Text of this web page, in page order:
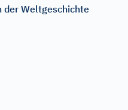
der Weltgeschichte